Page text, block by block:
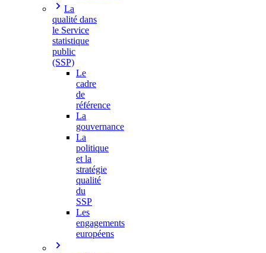
La
qualité dans
le Service
statistique
public
(SSP)
Le
cadre
de
référence
La
gouvernance
La
politique
et la
stratégie
qualité
du
SSP
Les
engagements
européens